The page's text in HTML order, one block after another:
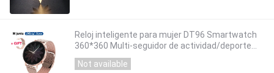
Reloj inteligente para mujer DT96 Smartwatch
360*360 Multi-seguidor de actividad/deporte
Monitor de ritmo cardíaco presión arterial
oxígeno VS DT88 SG2 S20
Not available